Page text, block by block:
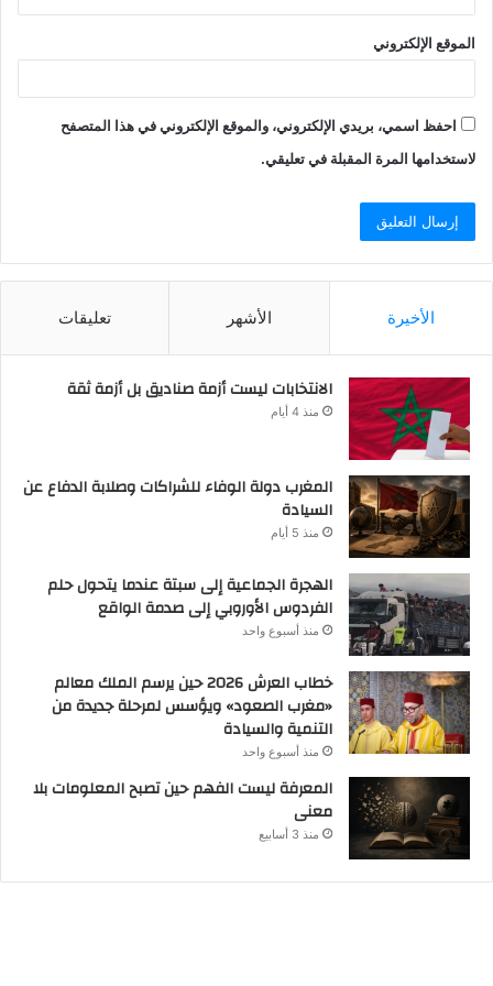
الموقع الإلكتروني
احفظ اسمي، بريدي الإلكتروني، والموقع الإلكتروني في هذا المتصفح
لاستخدامها المرة المقبلة في تعليقي.
الأخيرة الأشهر تعليقات
الانتخابات ليست أزمة صناديق بل أزمة ثقة
منذ 4 أيام
المغرب دولة الوفاء للشراكات وصلابة الدفاع عن
السيادة
منذ 5 أيام
الهجرة الجماعية إلى سبتة عندما يتحول حلم
الفردوس الأوروبي إلى صدمة الواقع
منذ أسبوع واحد
خطاب العرش 2026 حين يرسم الملك معالم
«مغرب الصعود» ويؤسس لمرحلة جديدة من
التنمية والسيادة
منذ أسبوع واحد
المعرفة ليست الفهم حين تصبح المعلومات بلا
معنى
منذ 3 أسابيع